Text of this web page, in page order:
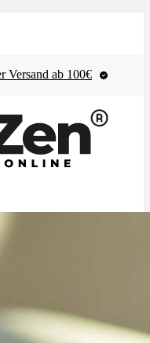
Versand ab 100€